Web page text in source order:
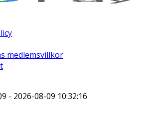
medlemsvillkor
- 2026-08-09 10:32:16